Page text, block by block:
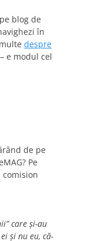
blog de
în
despre
e modul cel
de pe
Pe
care și-au
și nu eu, că-